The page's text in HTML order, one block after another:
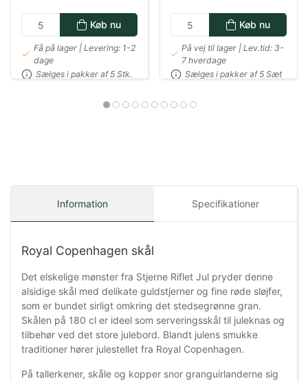
Køb nu
Få på lager | Levering: 1-2
dage
Sælges i pakker af 5 Stk.
Køb nu
På vej til lager | Lev.tid: 3-
7 hverdage
Sælges i pakker af 5 Sæt
Information Specifikationer
Royal Copenhagen skål
Det elskelige mønster fra Stjerne Riflet Jul pryder denne
alsidige skål med delikate guldstjerner og fine røde sløjfer,
som er bundet sirligt omkring det stedsegrønne gran.
Skålen på 180 cl er ideel som serveringsskål til juleknas og
tilbehør ved det store julebord. Blandt julens smukke
traditioner hører julestellet fra Royal Copenhagen.
På tallerkener, skåle og kopper snor granguirlanderne sig